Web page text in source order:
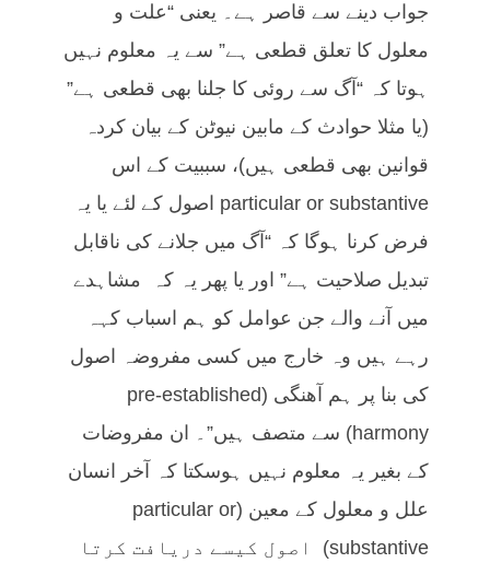
جواب دینے سے قاصر ہے۔ یعنی “علت و
معلول کا تعلق قطعی ہے” سے یہ معلوم نہیں
ہوتا کہ “آگ سے روئی کا جلنا بھی قطعی ہے”
(یا مثلا حوادث کے مابین نیوٹن کے بیان کردہ
قوانین بھی قطعی ہیں)، سببیت کے اس
particular or substantive اصول کے لئے یا یہ
فرض کرنا ہوگا کہ “آگ میں جلانے کی ناقابل
تبدیل صلاحیت ہے” اور یا پھر یہ کہ مشاہدے
میں آنے والے جن عوامل کو ہم اسباب کہہ
رہے ہیں وہ خارج میں کسی مفروضہ اصول
کی بنا پر ہم آھنگی (pre-established
harmony) سے متصف ہیں”۔ ان مفروضات
کے بغیر یہ معلوم نہیں ہوسکتا کہ آخر انسان
علل و معلول کے معین (particular or
substantive) اصول کیسے دریافت کرتا